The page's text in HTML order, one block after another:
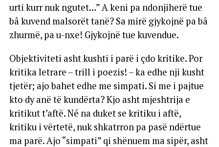
urti kurr nuk ngutet…” A keni pa ndonjiherë tue
bâ kuvend malsorët tanë? Sa mirë gjykojnë pa bâ
zhurmë, pa u-nxe! Gjykojnë tue kuvendue.
Objektiviteti asht kushti i parë i çdo kritike. Por
kritika letrare – trill i poezis! – ka edhe nji kusht
tjetër; ajo bahet edhe me simpati. Si me i pajtue
kto dy anë të kundërta? Kjo asht mjeshtrija e
kritikut t’aftë. Né na duket se kritiku i aftë,
kritiku i vërtetë, nuk shkatrron pa pasë ndërtue
ma parë. Ajo “simpati” qi shënuem ma sipër, asht